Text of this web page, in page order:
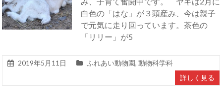
白色の「はな」が３頭産み、今は親子
で元気に走り回っています。茶色の
「リリー」が5
2019年5月11日 ふれあい動物園,動物科学科
詳しく見る